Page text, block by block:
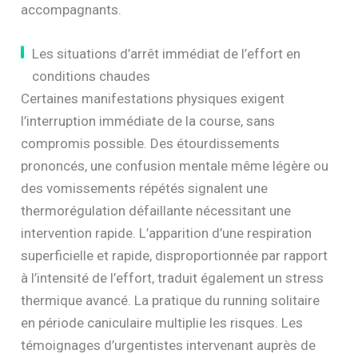
accompagnants.
Les situations d’arrêt immédiat de l’effort en
conditions chaudes
Certaines manifestations physiques exigent
l’interruption immédiate de la course, sans
compromis possible. Des étourdissements
prononcés, une confusion mentale même légère ou
des vomissements répétés signalent une
thermorégulation défaillante nécessitant une
intervention rapide. L’apparition d’une respiration
superficielle et rapide, disproportionnée par rapport
à l’intensité de l’effort, traduit également un stress
thermique avancé. La pratique du running solitaire
en période caniculaire multiplie les risques. Les
témoignages d’urgentistes intervenant auprès de